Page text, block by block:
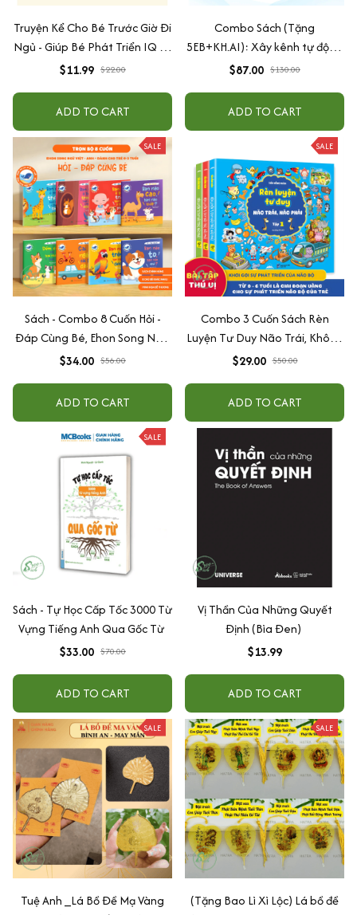
Truyện Kể Cho Bé Trước Giờ Đi
Ngủ - Giúp Bé Phát Triển IQ Và
EQ
$11.99 $22.00
ADD TO CART
Combo Sách (Tặng
5EB+KH.AI): Xây kênh tự động
AI Agent + AI siêu mạnh + 3
+ Xu hướng
$87.00 $130.00
ADD TO CART
SALE
Sách - Combo 8 Cuốn Hỏi -
Đáp Cùng Bé, Ehon Song Ngữ
Việt - Anh - Dành Cho Bé Từ 0
$34.00 $56.00
ADD TO CART
SALE
Combo 3 Cuốn Sách Rèn
Luyện Tư Duy Não Trái, Không
Não Phải - Đánh Thức Tiềm
$29.00 $50.00
ADD TO CART
SALE
Sách - Tự Học Cấp Tốc 3000 Từ
Vựng Tiếng Anh Qua Gốc Từ
$33.00 $70.00
ADD TO CART
Vị Thần Của Những Quyết
Định (Bìa Đen)
$13.99
ADD TO CART
SALE
Tuệ Anh _Lá Bồ Đề Mạ Vàng
SALE
(Tặng Bao Lì Xì Lộc) Lá bồ đề